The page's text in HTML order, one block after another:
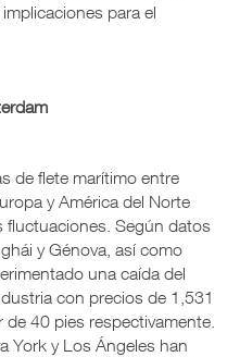
para el
de flete marítimo entre
y América del Norte
fluctuaciones. Según datos
y Génova, así como
una caída del
con precios de 1,531
40 pies respectivamente.
York y Los Ángeles han